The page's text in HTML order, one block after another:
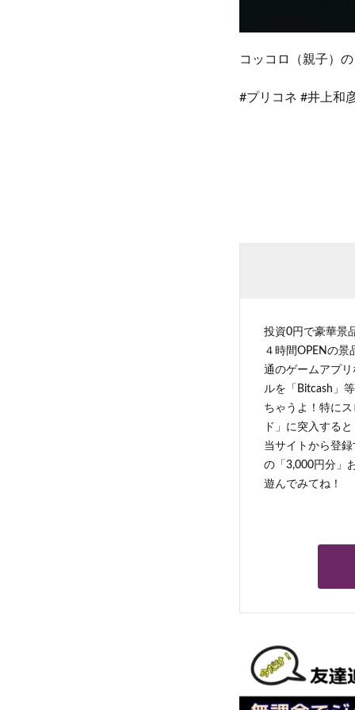
コッコロ（親子）
#プリコネ #井上和
投資0円で豪華景
４時間OPENの
通のゲームアプ
ルを「Bitcash」
ちゃうよ！特に
ド」に突入する
当サイトから登
の「3,000円分」
遊んでみてね！